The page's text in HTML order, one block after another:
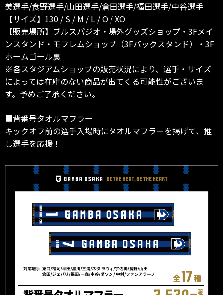
美選手/食野選手/山田選手/倉田選手/福田選手/中谷選手
【サイズ】130 / S / M / L / O / XO
【販売場所】ブルスパジオ・場外グッズショップ・3Fメイ
ンスタンド・モフレムショップ（3Fバックスタンド）・3F
ホームゴール裏
※各スタジアムショップの販売状況により、選手・サイズ
によっては在庫のない商品が出てくる可能性がございま
す。予めご了承ください。
■背番号タオルマフラー
キックオフ前の選手入場時にタオルマフラーを掲げて、推
し選手を応援！